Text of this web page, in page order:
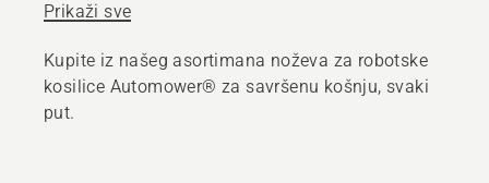
Prikaži sve
Kupite iz našeg asortimana noževa za robotske
kosilice Automower® za savršenu košnju, svaki
put.